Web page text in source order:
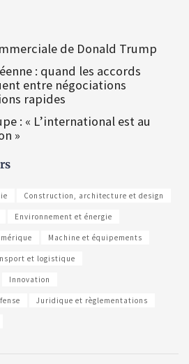
de Donald Trump
: quand les accords
entre négociations
rapides
: « L’international est au
»
Construction, architecture et design
Environnement et énergie
Machine et équipements
et logistique
Innovation
Juridique et règlementations